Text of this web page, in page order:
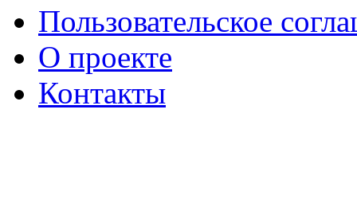
Пользовательское
О проекте
Контакты